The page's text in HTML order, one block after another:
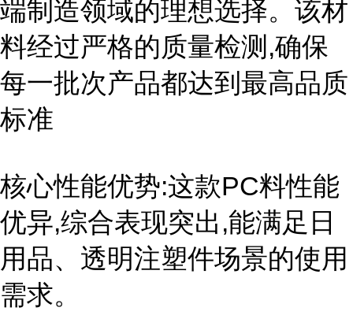
端制造领域的理想选择。该材
料经过严格的质量检测,确保
每一批次产品都达到最高品质
标准
核心性能优势:这款PC料性能
优异,综合表现突出,能满足日
用品、透明注塑件场景的使用
需求。